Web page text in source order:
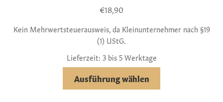
€18,90
Kein Mehrwertsteuerausweis, da Kleinunternehmer nach §19
(1) UStG.
Lieferzeit: 3 bis 5 Werktage
Ausführung wählen